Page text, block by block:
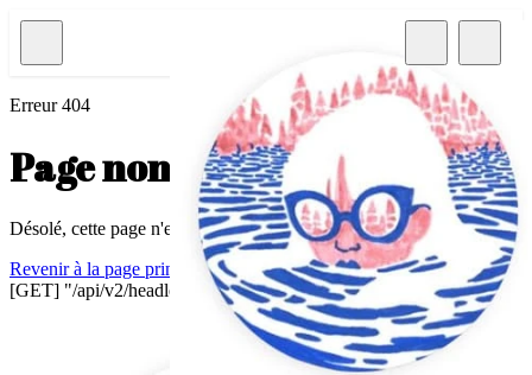
Erreur 404
Page non trouvée.
Désolé, cette page n'existe plus.
Revenir à la page principale→
[GET] "/api/v2/headless/products/prod_4xUQqV5IGoRVTQ": 404